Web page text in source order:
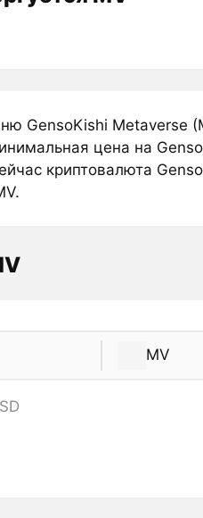
GensoKishi Metaverse
цена на
криптовалюта
MV